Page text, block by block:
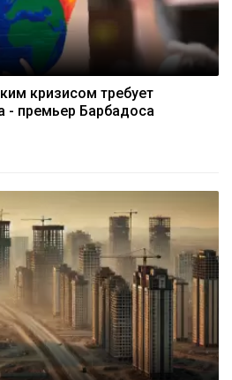
кризисом требует
- премьер Барбадоса